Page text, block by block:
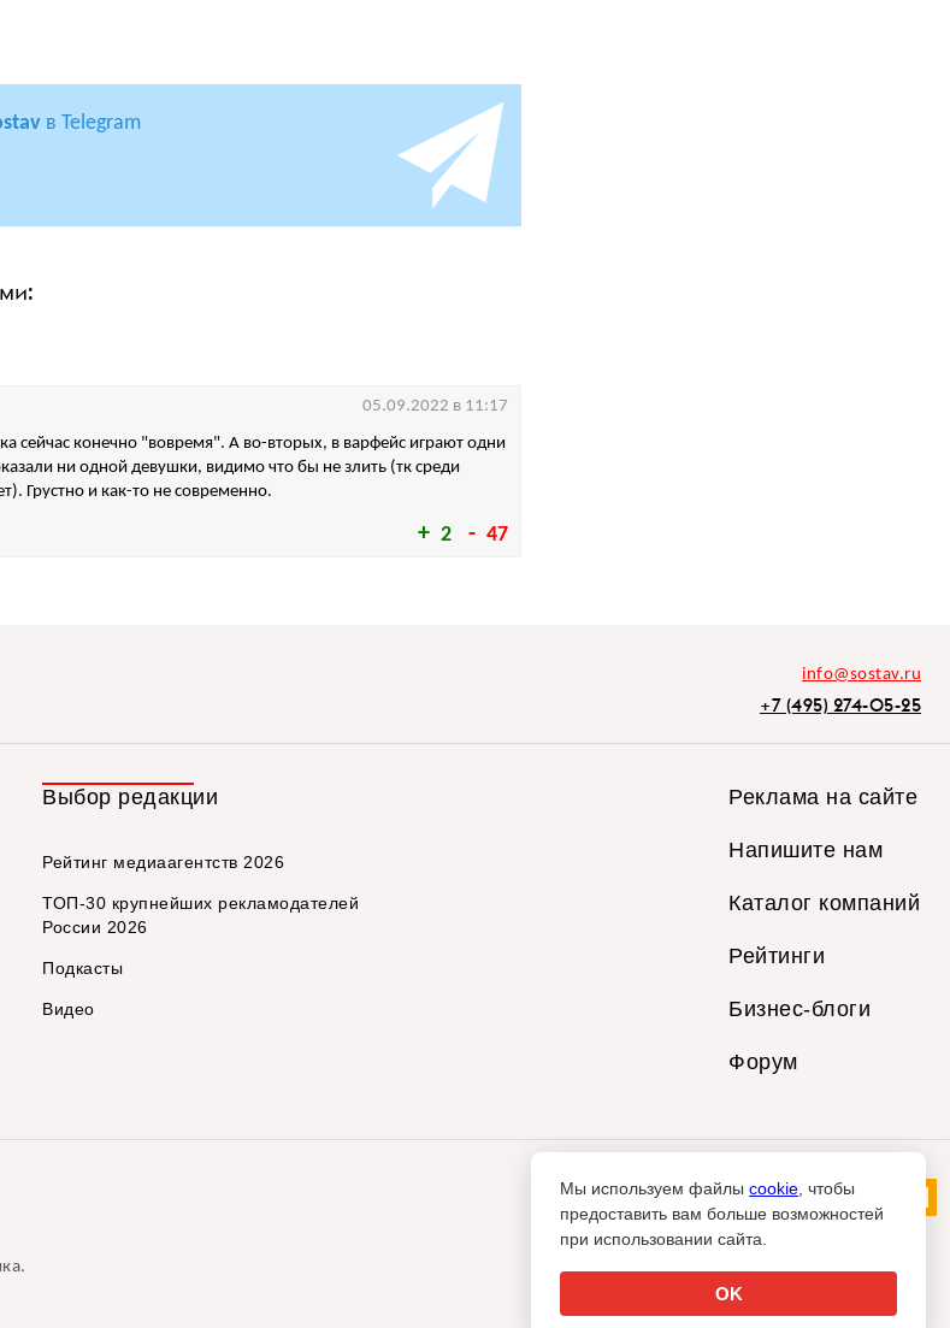
в Telegram
2 47
сейчас конечно "вовремя". А во-вторых, в варфейс играют одни
ни одной девушки, видимо что бы не злить (тк среди
Грустно и как-то не современно.
05.09.2022 в 11:17
info@sostav.ru
+7 (495) 274-05-25
Выбор редакции
Рейтинг медиаагентств 2026
ТОП-30 крупнейших рекламодателей
России 2026
Подкасты
Видео
Реклама на сайте
Напишите нам
Каталог компаний
Рейтинги
Бизнес-блоги
Форум
Мы используем файлы cookie , чтобы
предоставить вам больше возможностей
при использовании сайта.
OK